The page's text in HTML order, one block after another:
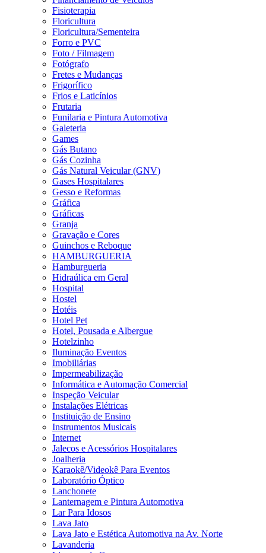
Fisioterapia
Floricultura
Floricultura/Sementeira
Forro e PVC
Foto / Filmagem
Fotógrafo
Fretes e Mudanças
Frigorífico
Frios e Laticínios
Frutaria
Funilaria e Pintura Automotiva
Galeteria
Games
Gás Butano
Gás Cozinha
Gás Natural Veicular (GNV)
Gases Hospitalares
Gesso e Reformas
Gráfica
Gráficas
Granja
Gravação e Cores
Guinchos e Reboque
HAMBURGUERIA
Hamburgueria
Hidraúlica em Geral
Hospital
Hostel
Hotéis
Hotel Pet
Hotel, Pousada e Albergue
Hotelzinho
Iluminação Eventos
Imobiliárias
Impermeabilização
Informática e Automação Comercial
Inspeção Veicular
Instalações Elétricas
Instituição de Ensino
Instrumentos Musicais
Internet
Jalecos e Acessórios Hospitalares
Joalheria
Karaokê/Videokê Para Eventos
Laboratório Óptico
Lanchonete
Lanternagem e Pintura Automotiva
Lar Para Idosos
Lava Jato
Lava Jato e Estética Automotiva na Av. Norte
Lavanderia